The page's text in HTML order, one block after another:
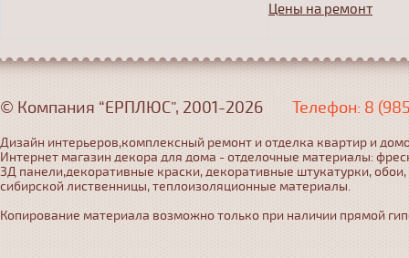
Цены на ремонт
© Компания “ЕРПЛЮС”, 2001-2026 Телефон: 8
Дизайн интерьеров,комплексный ремонт и отделка квартир и
Интернет магазин декора для дома - отделочные материалы:
3Д панели,декоративные краски, декоративные штукатурки,
сибирской лиственницы, теплоизоляционные материалы.
Копирование материала возможно только при наличии прямой